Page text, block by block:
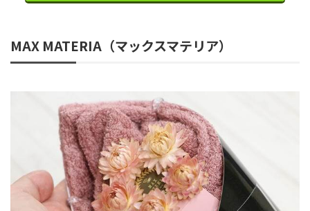
MAX MATERIA（マックスマテリア）